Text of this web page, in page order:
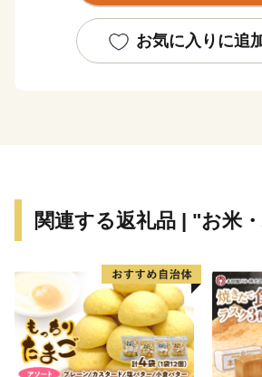
含まれております。
美里町は、ここから脱却するべく『
す。
住み続けたい、移住したいという方
みづくりを推進しています。
美里町の取組みに共感頂ける皆様、
い応援をお願いいたします。
お気に入りに追
関連する返礼品 | "お米